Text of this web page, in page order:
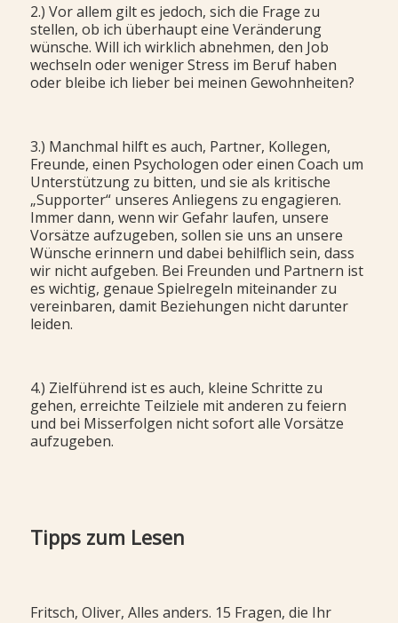
2.) Vor allem gilt es jedoch, sich die Frage zu
stellen, ob ich überhaupt eine Veränderung
wünsche. Will ich wirklich abnehmen, den Job
wechseln oder weniger Stress im Beruf haben
oder bleibe ich lieber bei meinen Gewohnheiten?
3.) Manchmal hilft es auch, Partner, Kollegen,
Freunde, einen Psychologen oder einen Coach um
Unterstützung zu bitten, und sie als kritische
„Supporter“ unseres Anliegens zu engagieren.
Immer dann, wenn wir Gefahr laufen, unsere
Vorsätze aufzugeben, sollen sie uns an unsere
Wünsche erinnern und dabei behilflich sein, dass
wir nicht aufgeben. Bei Freunden und Partnern ist
es wichtig, genaue Spielregeln miteinander zu
vereinbaren, damit Beziehungen nicht darunter
leiden.
4.) Zielführend ist es auch, kleine Schritte zu
gehen, erreichte Teilziele mit anderen zu feiern
und bei Misserfolgen nicht sofort alle Vorsätze
aufzugeben.
Tipps zum Lesen
Fritsch, Oliver, Alles anders. 15 Fragen, die Ihr